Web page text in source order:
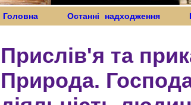
Головна Останні надходження
Прислів'я та
Природа.